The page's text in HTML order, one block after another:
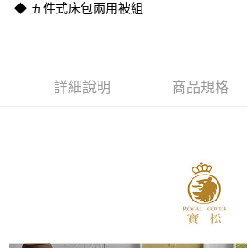
相關說明
１．簡單：不需註冊會員、不需綁卡、不需儲值
２．便利：只要手機號碼，簡訊認證，即可結帳
結帳頁面，進行簡訊認證並確認金額後，即可完
２．訂單成立數日內，您將收到繳費通知簡訊。
３．收到繳費通知簡訊後14天內，點擊此簡訊
ATM／網路銀行／等多元方式進行付款，方視為
運送方式
◆ 五件式床包兩用被組
詳細說明 商品規格